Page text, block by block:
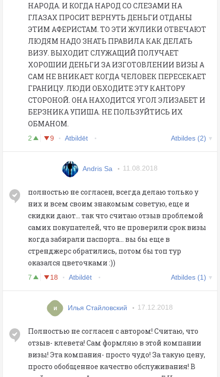
НАРОДА. И КОГДА НАРОД СО СЛЕЗАМИ НА
ГЛАЗАХ ПРОСИТ ВЕРНУТЬ ДЕНЬГИ ОТДАНЫ
ЭТИМ АФЕРИСТАМ. ТО ЭТИ ЖУЛИКИ ОТВЕЧАЮТ
ЛЮДЯМ НАДО ЗНАТЬ ПРАВИЛА КАК ДЕЛАТЬ
ВИЗУ. ВЫХОДИТ СЛУЖАЩИЙ ПОЛУЧАЕТ
ХОРОШИИ ДЕНЬГИ ЗА ИЗГОТОВЛЕНИИ ВИЗЫ А
САМ НЕ ВНИКАЕТ КОГДА ЧЕЛОВЕК ПЕРЕСЕКАЕТ
ГРАНИЦУ. ЛЮДИ ОБХОДИТЕ ЭТУ КАНТОРУ
СТОРОНОЙ. ОНА НАХОДИТСЯ УГОЛ ЭЛИЗАБЕТ И
БЕРЗНИКА УПИША. НЕ ПОЛЬЗУЙТИСЬ ИХ
ОБМАНОМ.
2 9 Atbildēt Atbildes (2)
Andris Sa 11.08.2018
полностью не согласен, всегда делаю только у
них и всем своим знакомым советую, еще и
скидки дают... так что считаю отзыв проблемой
самих покупателей, что не проверили срок визы
когда забирали паспорта... вы бы еще в
стренджерс обратились, потом бы топ тур
оказался цветочками :))
7 18 Atbildēt Atbildes (1)
и Илья Стайловский 17.12.2018
Полностью не согласен с автором! Считаю, что
отзыв- клевета! Сам формляю в этой компании
визы! Эта компания- просто чудо! За такую цену,
просто обобщенное качество обслуживания! В